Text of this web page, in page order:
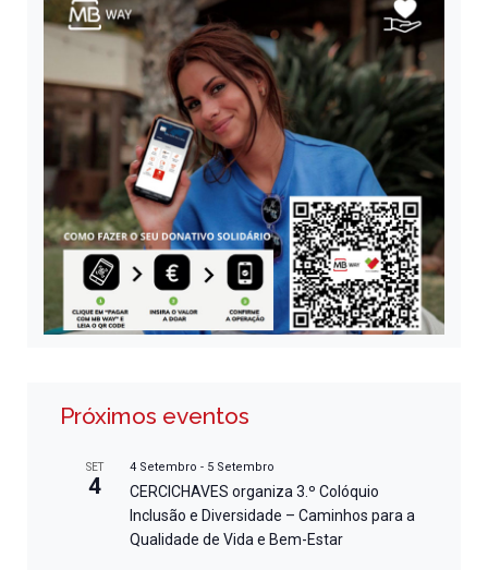
Próximos eventos
SET
4
4 Setembro - 5 Setembro
CERCICHAVES organiza 3.º Colóquio
Inclusão e Diversidade – Caminhos para a
Qualidade de Vida e Bem-Estar